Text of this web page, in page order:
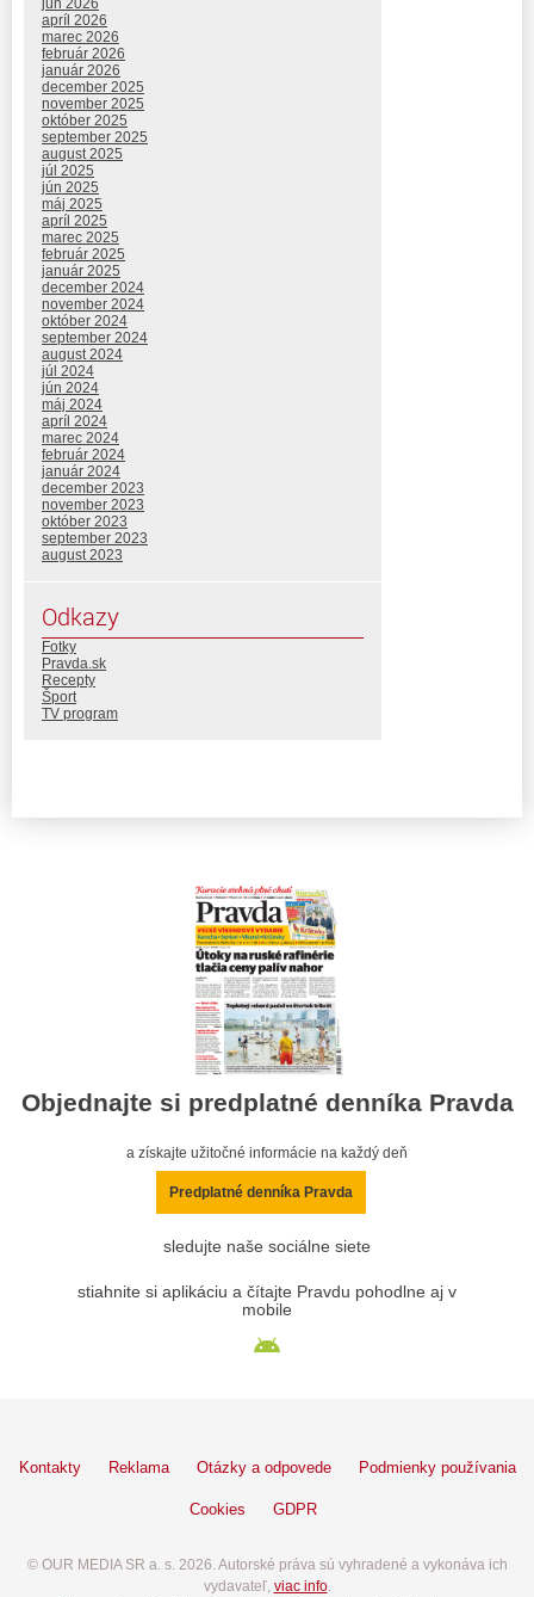
jún 2026
apríl 2026
marec 2026
február 2026
január 2026
december 2025
november 2025
október 2025
september 2025
august 2025
júl 2025
jún 2025
máj 2025
apríl 2025
marec 2025
február 2025
január 2025
december 2024
november 2024
október 2024
september 2024
august 2024
júl 2024
jún 2024
máj 2024
apríl 2024
marec 2024
február 2024
január 2024
december 2023
november 2023
október 2023
september 2023
august 2023
Odkazy
Fotky
Pravda.sk
Recepty
Šport
TV program
Objednajte si predplatné denníka Pravda
a získajte užitočné informácie na každý deň
Predplatné denníka Pravda
sledujte naše sociálne siete
stiahnite si aplikáciu a čítajte Pravdu pohodlne aj v
mobile
Kontakty Reklama Otázky a odpovede Podmienky používania
Cookies GDPR
© OUR MEDIA SR a. s. 2026. Autorské práva sú vyhradené a vykonáva ich
vydavateľ, viac info.